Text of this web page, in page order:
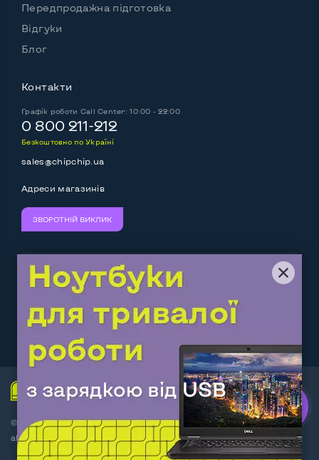
Передпродажна підготовка
Відгуки
Блог
Контакти
Графік роботи Call Center: 10:00 - 22:00
0 800 211-212
Безкоштовно по Україні
sales@chipchip.ua
Адреси магазинів
ЗВОРОТНІЙ ВИКЛИК
Ми приймаємо: Слідкуйте за нами:
Work.ua — самий кльовий
наш партнер
© Інтернет-магазин ChipChip - комп'ютерна техніка і
аксесуари 2014-2026